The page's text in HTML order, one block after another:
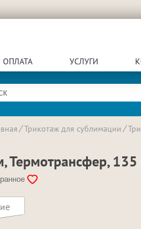
ОПЛАТА УСЛУГИ
Трикотаж для сублимации
Термотрансфер,